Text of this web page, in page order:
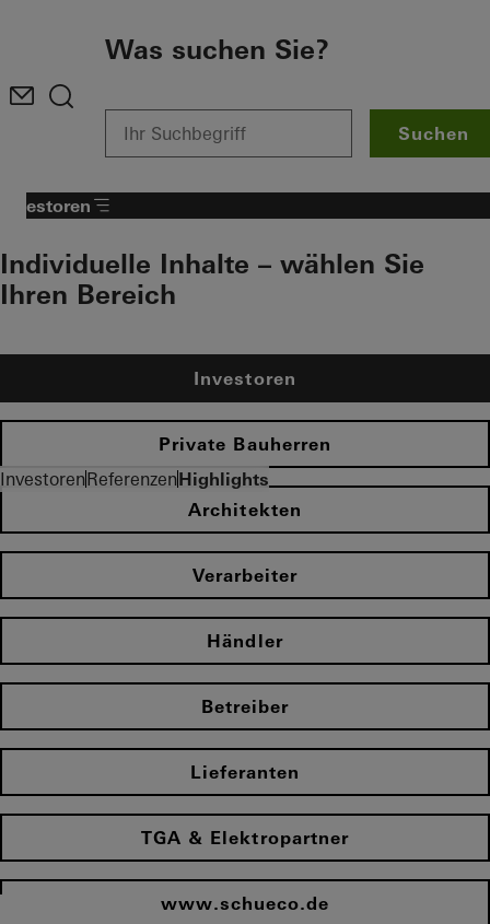
Was suchen Sie?
Suchen
InvestorenReferenzenHighlights
Investoren
Individuelle Inhalte – wählen Sie
Ihren Bereich
Investoren
Private Bauherren
Architekten
Verarbeiter
Händler
Betreiber
Lieferanten
TGA & Elektropartner
www.schueco.de